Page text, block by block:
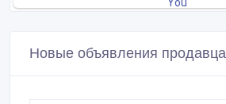
Новые объявления продавца